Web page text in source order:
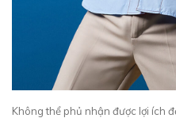
Không thể phủ nhận được lợi ích